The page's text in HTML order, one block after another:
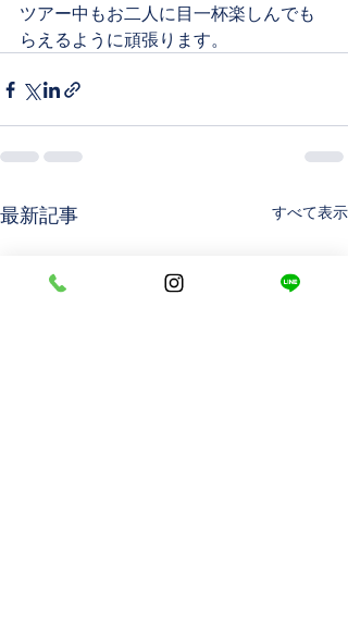
ツアー中もお二人に目一杯楽しんでも
らえるように頑張ります。
最新記事 すべて表示